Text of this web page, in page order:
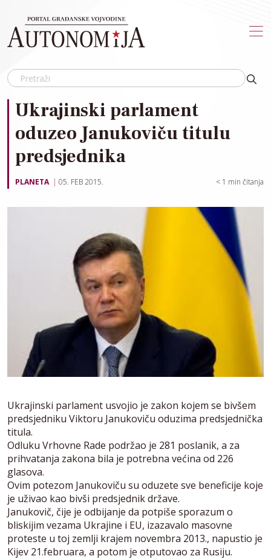
Ukrajinski parlament
oduzeo Janukoviču titulu
predsjednika
PLANETA 05. FEB 2015. < 1 min čitanja
Ukrajinski parlament usvojio je zakon kojem se bivšem
predsjedniku Viktoru Janukoviču oduzima predsjednička
titula.
Odluku Vrhovne Rade podržao je 281 poslanik, a za
prihvatanja zakona bila je potrebna većina od 226
glasova.
Ovim potezom Janukoviču su oduzete sve beneficije koje
je uživao kao bivši predsjednik države.
Janukovič, čije je odbijanje da potpiše sporazum o
bliskijim vezama Ukrajine i EU, izazavalo masovne
proteste u toj zemlji krajem novembra 2013., napustio je
Kijev 21.februara, a potom je otputovao za Rusiju.